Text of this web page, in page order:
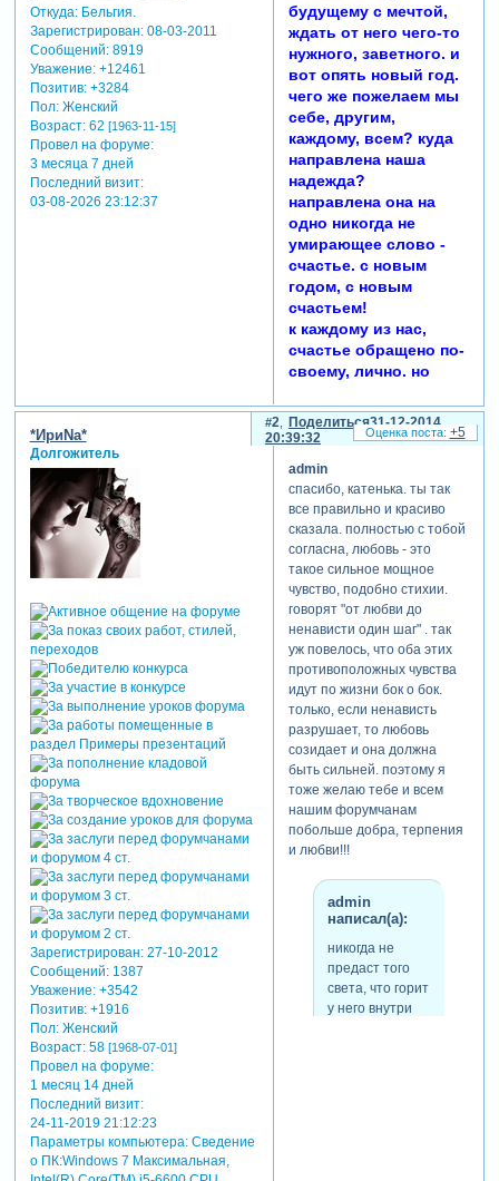
Откуда:Бельгия.
Зарегистрирован: 08-03-2011
Сообщений:8919
Уважение: +12461
Позитив: +3284
Пол:Женский
Возраст:62 [1963-11-15]
Провел на форуме:
3 месяца 7 дней
Последний визит:
03-08-2026 23:12:37
будущему с мечтой,
ждать от него чего-то
нужного, заветного. и
вот опять новый год.
чего же пожелаем мы
себе, другим,
каждому, всем? куда
направлена наша
надежда?
направлена она на
одно никогда не
умирающее слово -
счастье. с новым
годом, с новым
счастьем!
к каждому из нас,
счастье обращено по-
своему, лично. но
оно может быть, что
его можно ждать, на
вера общая. когда же
бывает по-
настоящему счастлив
теперь, после
столетий опыта,
после всего того, что
узнали мы о человеке,
уже нельзя счастье
это отождествлять с
чем-то одним,
внешним: деньгами,
здоровьем, успехом,
о чем мы знаем, что не
совпадает оно с этим
всегда таинственным,
всегда неуловимым
понятием - счастье.
конечно, ясно, что
физическое
довольство - счастье.
но не полное. что
деньги - счастье, но
мучение. что успех -
счастье, но страх. и
поразительно то, что
Поделиться
2
31-12-2014
20:39:32
*ИриNа*
Долгожитель
Зарегистрирован: 27-10-2012
Сообщений:1387
Уважение: +3542
Позитив: +1916
Пол:Женский
Возраст:58 [1968-07-01]
Провел на форуме:
1 месяц 14 дней
Последний визит:
24-11-2019 21:12:23
Параметры компьютера:Сведение
о ПК:Windows 7 Максимальная,
admin
спасибо, катенька. ты так
все правильно и красиво
сказала. полностью с тобой
согласна, любовь - это
такое сильное мощное
чувство, подобно стихии.
говорят "от любви до
ненависти один шаг" . так
уж повелось, что оба этих
противоположных чувства
идут по жизни бок о бок.
только, если ненависть
разрушает, то любовь
созидает и она должна
быть сильней. поэтому я
тоже желаю тебе и всем
нашим форумчанам
побольше добра, терпения
и любви!!!
admin
написал(а):
никогда не
предаст того
света, что горит
у него внутри
+5